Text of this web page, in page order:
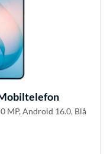
MP, Android 16.0, Blå